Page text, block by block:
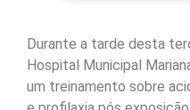
Durante a tarde desta
Hospital Municipal
um treinamento sobre